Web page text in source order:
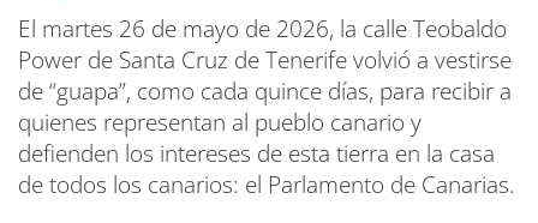
El martes 26 de mayo de 2026, la calle Teobaldo
Power de Santa Cruz de Tenerife volvió a vestirse
de “guapa”, como cada quince días, para recibir a
quienes representan al pueblo canario y
defienden los intereses de esta tierra en la casa
de todos los canarios: el Parlamento de Canarias.